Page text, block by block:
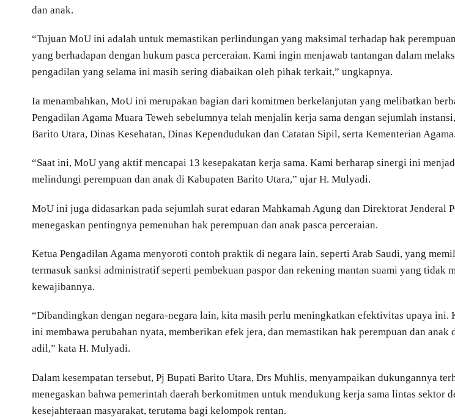
dan anak.
“Tujuan MoU ini adalah untuk memastikan perlindungan yang maksimal terhadap hak
yang berhadapan dengan hukum pasca perceraian. Kami ingin menjawab tantangan dalam
pengadilan yang selama ini masih sering diabaikan oleh pihak terkait,” ungkapnya.
Ia menambahkan, MoU ini merupakan bagian dari komitmen berkelanjutan yang melibatkan
Pengadilan Agama Muara Teweh sebelumnya telah menjalin kerja sama dengan sejumlah
Barito Utara, Dinas Kesehatan, Dinas Kependudukan dan Catatan Sipil, serta Kementerian Agama.
“Saat ini, MoU yang aktif mencapai 13 kesepakatan kerja sama. Kami berharap sinergi ini
melindungi perempuan dan anak di Kabupaten Barito Utara,” ujar H. Mulyadi.
MoU ini juga didasarkan pada sejumlah surat edaran Mahkamah Agung dan Direktorat Jenderal
menegaskan pentingnya pemenuhan hak perempuan dan anak pasca perceraian.
Ketua Pengadilan Agama menyoroti contoh praktik di negara lain, seperti Arab Saudi, yang
termasuk sanksi administratif seperti pembekuan paspor dan rekening mantan suami yang tidak
kewajibannya.
“Dibandingkan dengan negara-negara lain, kita masih perlu meningkatkan efektivitas upaya ini.
ini membawa perubahan nyata, memberikan efek jera, dan memastikan hak perempuan dan anak
adil,” kata H. Mulyadi.
Dalam kesempatan tersebut, Pj Bupati Barito Utara, Drs Muhlis, menyampaikan dukungannya
menegaskan bahwa pemerintah daerah berkomitmen untuk mendukung kerja sama lintas sektor
kesejahteraan masyarakat, terutama bagi kelompok rentan.